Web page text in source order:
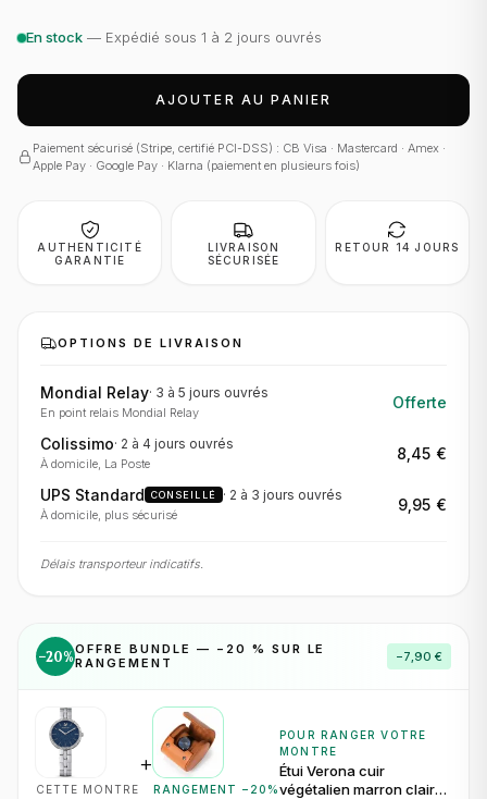
En stock — Expédié sous 1 à 2 jours ouvrés
AJOUTER AU PANIER
Paiement sécurisé (Stripe, certifié PCI-DSS) : CB Visa · Mastercard · Amex ·
Apple Pay · Google Pay · Klarna (paiement en plusieurs fois)
AUTHENTICITÉ
GARANTIE
LIVRAISON
SÉCURISÉE
RETOUR 14 JOURS
OPTIONS DE LIVRAISON
Mondial Relay· 3 à 5 jours ouvrés
En point relais Mondial Relay
Offerte
Colissimo· 2 à 4 jours ouvrés
À domicile, La Poste
8,45 €
UPS Standard CONSEILLÉ · 2 à 3 jours ouvrés
À domicile, plus sécurisé
9,95 €
Délais transporteur indicatifs.
−20%OFFRE BUNDLE — − 20 % SUR LE
RANGEMENT
−7,90 €
CETTE MONTRE
+
RANGEMENT − 20 %
POUR RANGER VOTRE
MONTRE
Étui Verona cuir
végétalien marron clair